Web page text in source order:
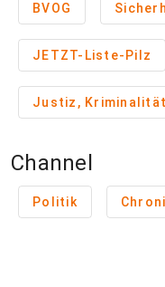
BVOG
JETZT-Liste-Pilz
Justiz, Kriminalität
Channel
Politik